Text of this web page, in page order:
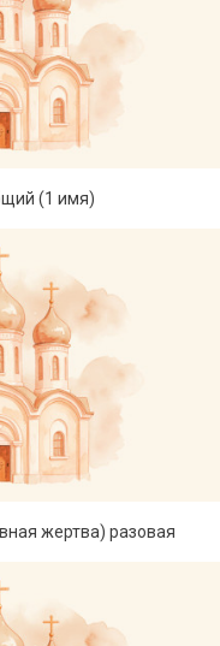
(1 имя)
жертва) разовая